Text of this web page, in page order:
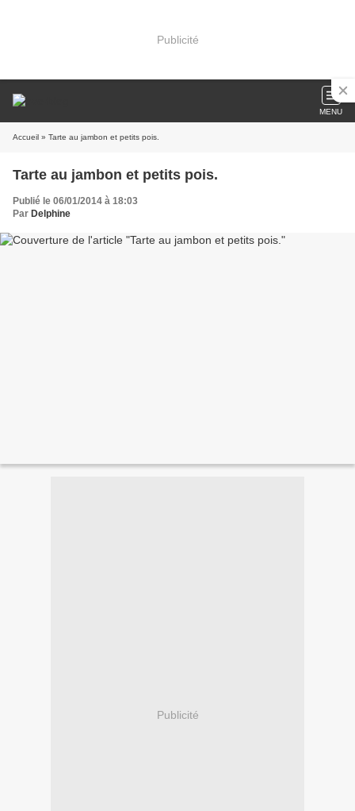
Publicité
MENU
Accueil » Tarte au jambon et petits pois.
Tarte au jambon et petits pois.
Publié le 06/01/2014 à 18:03
Par Delphine
Publicité